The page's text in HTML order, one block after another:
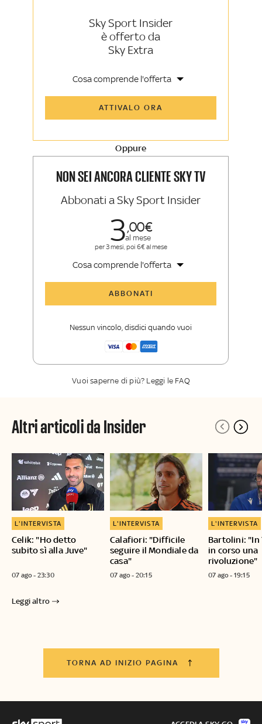
Sky Sport Insider
è offerto da
Sky Extra
Cosa comprende l'offerta
Sky TG24 Insider
Sport e Sky TG24
La newsletter esclusiva di Sky Sport
ATTIVALO ORA
Oppure
NON SEI ANCORA CLIENTE SKY TV
Abbonati a Sky Sport Insider
300
al mese
per 3 mesi, poi 6€ al mese
Cosa comprende l'offerta
Sport
La newsletter esclusiva di Sky Sport
ABBONATI
Nessun vincolo, disdici quando vuoi
Vuoi saperne di più? Leggi le FAQ
Altri articoli da Insider
Celik: "Ho detto
subito sì alla Juve"
L'INTERVISTA
07 ago - 23:30
Calafiori: "Difficile
seguire il Mondiale da
casa"
L'INTERVISTA
07 ago - 20:15
Bartolini: "In
in corso una
rivoluzione"
L'INTERVISTA
07 ago - 19:15
Leggi altro
TORNA AD INIZIO PAGINA